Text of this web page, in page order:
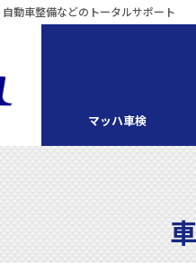
動車整備などのトータルサポート
マッハ車検